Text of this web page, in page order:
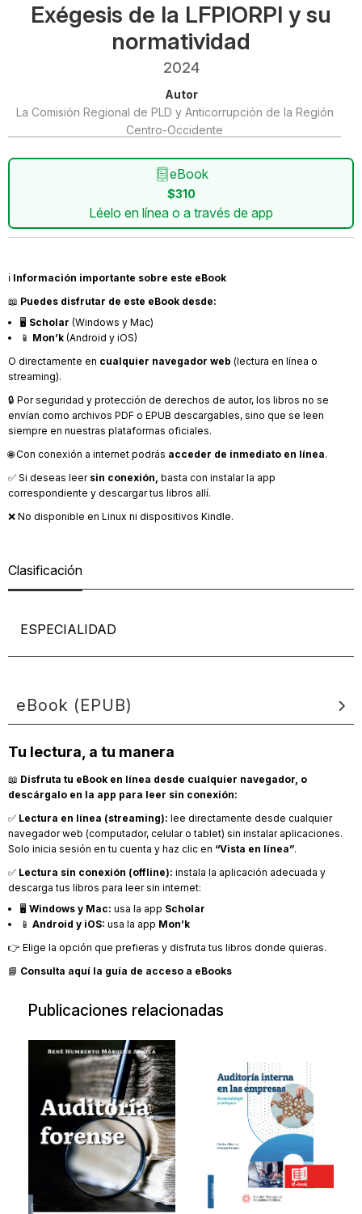
Exégesis de la LFPIORPI y su
normatividad
2024
Autor
La Comisión Regional de PLD y Anticorrupción de la Región
Centro-Occidente
eBook
$310
Léelo en línea o a través de app
ℹ️ Información importante sobre este eBook
📖 Puedes disfrutar de este eBook desde:
🖥️ Scholar (Windows y Mac)
📱 Mon’k (Android y iOS)
O directamente en cualquier navegador web (lectura en línea o
streaming).
🔒 Por seguridad y protección de derechos de autor, los libros no se
envían como archivos PDF o EPUB descargables, sino que se leen
siempre en nuestras plataformas oficiales.
🌐 Con conexión a internet podrás acceder de inmediato en línea.
✅ Si deseas leer sin conexión, basta con instalar la app
correspondiente y descargar tus libros allí.
❌ No disponible en Linux ni dispositivos Kindle.
Clasificación
ESPECIALIDAD
eBook (EPUB)
Tu lectura, a tu manera
📖 Disfruta tu eBook en línea desde cualquier navegador, o
descárgalo en la app para leer sin conexión:
✅ Lectura en línea (streaming): lee directamente desde cualquier
navegador web (computador, celular o tablet) sin instalar aplicaciones.
Solo inicia sesión en tu cuenta y haz clic en “Vista en línea”.
✅ Lectura sin conexión (offline): instala la aplicación adecuada y
descarga tus libros para leer sin internet:
🖥️ Windows y Mac: usa la app Scholar
📱 Android y iOS: usa la app Mon’k
👉 Elige la opción que prefieras y disfruta tus libros donde quieras.
📘 Consulta aquí la guía de acceso a eBooks
Publicaciones relacionadas
Auditoría
forense
20180411
$217.00
Auditoría
interna en las
empresas
Su metodología y
enfoque 2ed.
20250520
$300.00